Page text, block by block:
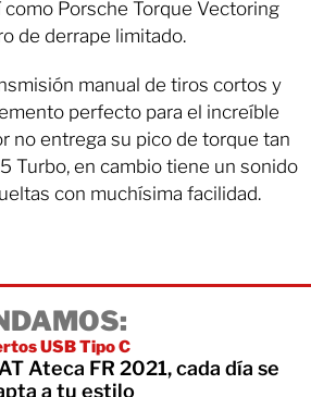
como Porsche Torque Vectoring
de derrape limitado.
manual de tiros cortos y
perfecto para el increíble
no entrega su pico de torque tan
Turbo, en cambio tiene un sonido
con muchísima facilidad.
USB Tipo C
Ateca FR 2021, cada día se
a tu estilo